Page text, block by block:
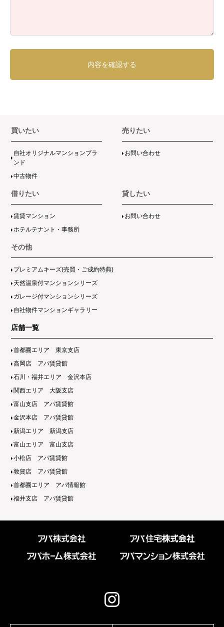
買いたい
自社オリジナルマンションブラ
ンド
中古物件
売りたい
お問い合わせ
借りたい
賃貸マンション
ホテルテナント・事務所
貸したい
お問い合わせ
その他
プレミアムキーズ(売買・ご成約特典)
天然温泉付マンションシリーズ
ガレージ付マンションシリーズ
自社物件マンションギャラリー
店舗一覧
首都圏エリア 東京支店
高岡店 アパ賃貸館
石川・福井エリア 金沢本店
関西エリア 大阪支店
富山支店 アパ賃貸館
金沢本店 アパ賃貸館
新潟エリア 新潟支店
富山エリア 富山支店
小松店 アパ賃貸館
敦賀店 アパ賃貸館
首都圏エリア アパ情報館
福井支店 アパ賃貸館